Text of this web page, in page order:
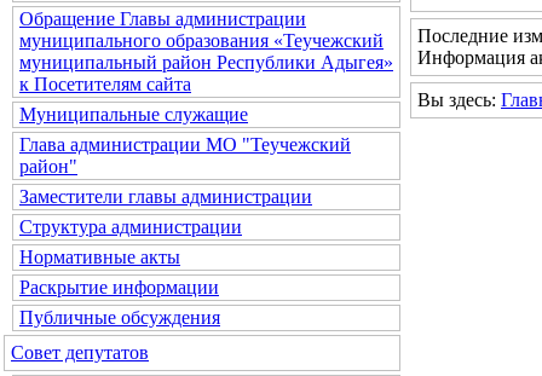
Обращение Главы администрации
муниципального образования «Теучежский
муниципальный район Республики Адыгея»
к Посетителям сайта
Муниципальные служащие
Глава администрации МО "Теучежский
район"
Заместители главы администрации
Структура администрации
Нормативные акты
Раскрытие информации
Публичные обсуждения
Совет депутатов
Последние
Информация
Вы здесь: